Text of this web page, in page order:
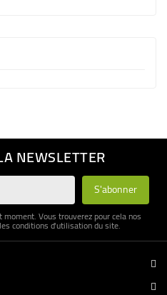
NEWSLETTER
Vous trouverez pour cela nos
conditions d'utilisation du site.